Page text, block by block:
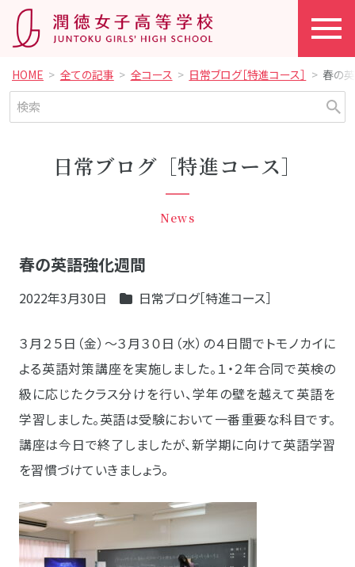
HOME 全ての記事 全コース 日常ブログ［特進コース］ 春の
日常ブログ［特進コース］
News
春の英語強化週間
2022年3月30日 日常ブログ［特進コース］
３月２５日（金）～３月３０日（水）の４日間でトモノカイに
よる英語対策講座を実施しました。１・２年合同で英検の
級に応じたクラス分けを行い、学年の壁を越えて英語を
学習しました。英語は受験において一番重要な科目です。
講座は今日で終了しましたが、新学期に向けて英語学習
を習慣づけていきましょう。